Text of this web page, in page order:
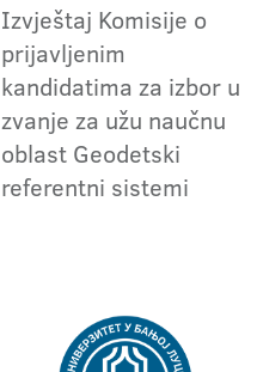
Izvještaj Komisije o
prijavljenim
kandidatima za izbor u
zvanje za užu naučnu
oblast Geodetski
referentni sistemi